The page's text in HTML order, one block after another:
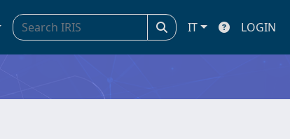
IT LOGIN